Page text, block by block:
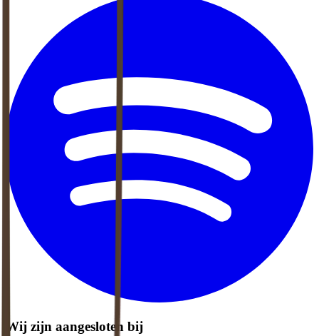
Wij zijn aangesloten bij